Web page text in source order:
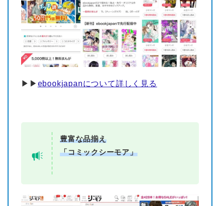
▶︎▶︎ ebookjapanについて詳しく見る
豊富な品揃え
「コミックシーモア」